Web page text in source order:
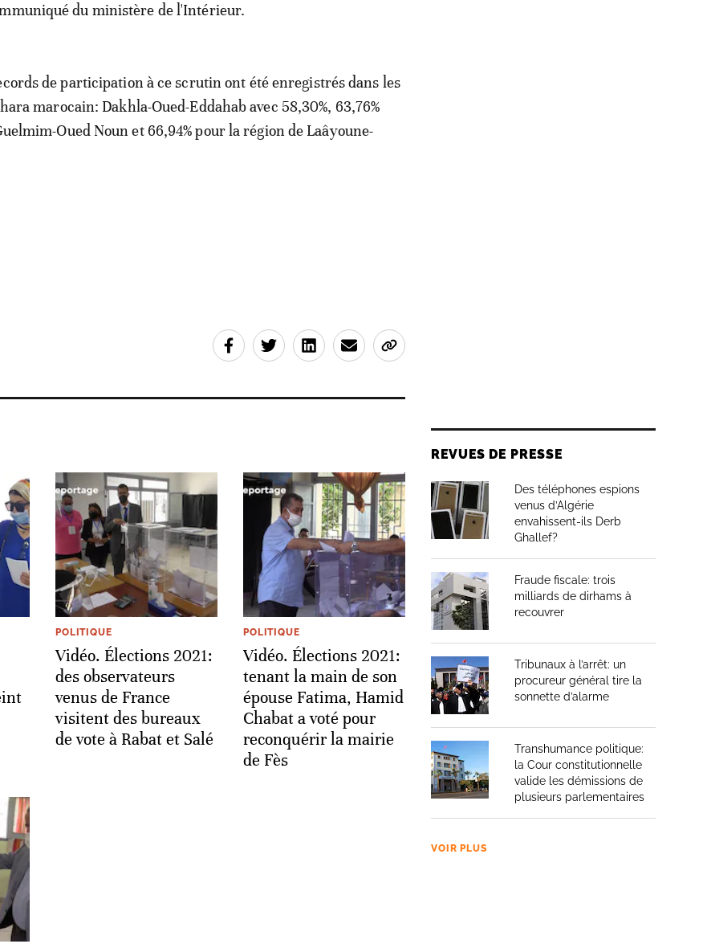
du ministère de l'Intérieur.
de participation à ce scrutin ont été enregistrés dans les
marocain: Dakhla-Oued-Eddahab avec 58,30%, 63,76%
Oued Noun et 66,94% pour la région de Laâyoune-
POLITIQUE
Vidéo. Élections 2021:
des observateurs
venus de France
visitent des bureaux
de vote à Rabat et Salé
POLITIQUE
Vidéo. Élections 2021:
tenant la main de son
épouse Fatima, Hamid
Chabat a voté pour
reconquérir la mairie
de Fès
REVUES DE PRESSE
Des téléphones espions
venus d’Algérie
envahissent-ils Derb
Ghallef?
Fraude fiscale: trois
milliards de dirhams à
recouvrer
Tribunaux à l’arrêt: un
procureur général tire la
sonnette d’alarme
Transhumance politique:
la Cour constitutionnelle
valide les démissions de
plusieurs parlementaires
VOIR PLUS